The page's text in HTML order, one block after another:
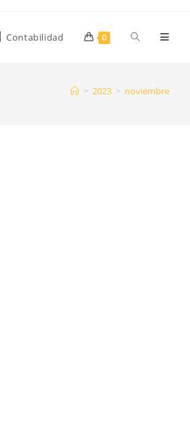
Contabilidad 0 Alternar
búsqueda
> 2023 > noviembre